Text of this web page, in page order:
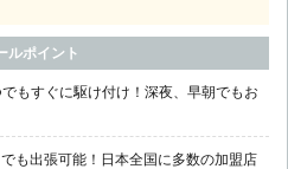
ルポイント
もすぐに駆け付け！深夜、早朝でもお
も出張可能！日本全国に多数の加盟店